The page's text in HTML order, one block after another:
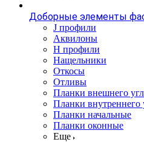
Доборные элементы
J профили
Аквилоны
Н профили
Нащельники
Откосы
Отливы
Планки внешнего
Планки внутреннего
Планки начальные
Планки оконные
Еще